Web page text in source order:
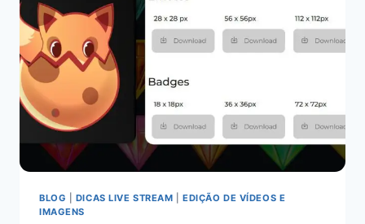
BLOG DICAS LIVE STREAM |EDIÇÃO DE VÍDEOS E
IMAGENS